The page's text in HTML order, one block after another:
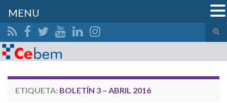
el
Search for:
ETIQUETA: BOLETÍN 3 – ABRIL 2016
MENU